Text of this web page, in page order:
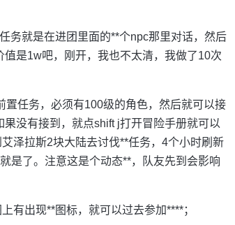
务就是在进团里面的**个npc那里对话，然后
是1w吧，刚开，我也不太清，我做了10次
任务，必须有100级的角色，然后就可以接
没有接到，就点shift j打开冒险手册就可以
泽拉斯2块大陆去讨伐**任务，4个小时刷新
是了。注意这是个动态**，队友先到会影响
有出现**图标，就可以过去参加****；